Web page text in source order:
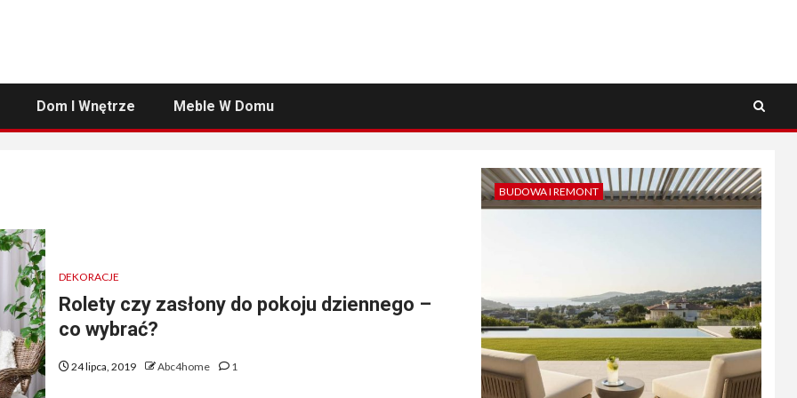
Dom I Wnętrze Meble W Domu
DEKORACJE
Rolety czy zasłony do pokoju dziennego –
co wybrać?
24 lipca, 2019 Abc4home 1
BUDOWA I REMONT